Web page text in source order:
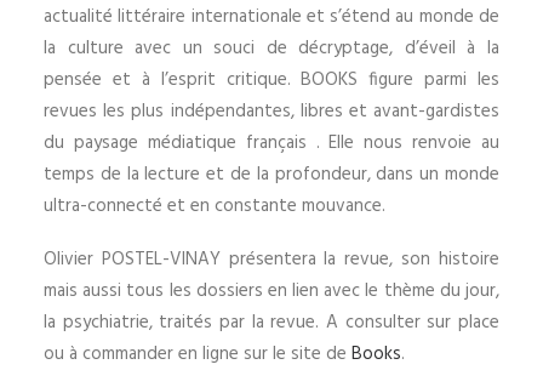
actualité littéraire internationale et s’étend au monde de
la culture avec un souci de décryptage, d’éveil à la
pensée et à l’esprit critique. BOOKS figure parmi les
revues les plus indépendantes, libres et avant-gardistes
du paysage médiatique français . Elle nous renvoie au
temps de la lecture et de la profondeur, dans un monde
ultra-connecté et en constante mouvance.
Olivier POSTEL-VINAY présentera la revue, son histoire
mais aussi tous les dossiers en lien avec le thème du jour,
la psychiatrie, traités par la revue. A consulter sur place
ou à commander en ligne sur le site de Books.